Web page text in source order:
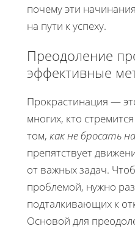
почему эти
на пути к успеху.
Преодоление
эффективные
Прокрастинация —
многих, кто
том, как не бросать
препятствует
от важных задач.
проблемой, нужно
подталкивающих к
Основой для